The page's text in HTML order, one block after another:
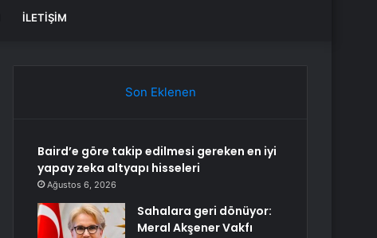
İLETIŞIM
Son Eklenen
Baird’e göre takip edilmesi gereken en iyi
yapay zeka altyapı hisseleri
Ağustos 6, 2026
Sahalara geri dönüyor:
Meral Akşener Vakfı